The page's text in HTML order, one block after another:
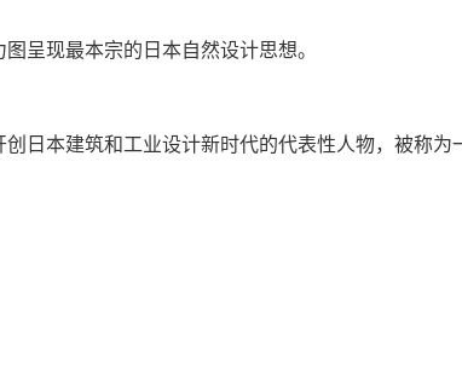
呈现最本宗的日本自然设计思想。
日本建筑和工业设计新时代的代表性人物，被称为